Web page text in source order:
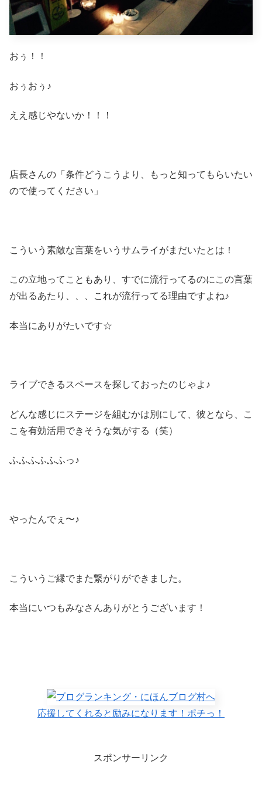
おぅ！！
おぅおぅ♪
ええ感じやないか！！！
店長さんの「条件どうこうより、もっと知ってもらいたい
ので使ってください」
こういう素敵な言葉をいうサムライがまだいたとは！
この立地ってこともあり、すでに流行ってるのにこの言葉
が出るあたり、、、これが流行ってる理由ですよね♪
本当にありがたいです☆
ライブできるスペースを探しておったのじゃよ♪
どんな感じにステージを組むかは別にして、彼となら、こ
こを有効活用できそうな気がする（笑）
ふふふふふふっ♪
やったんでぇ〜♪
こういうご縁でまた繋がりができました。
本当にいつもみなさんありがとうございます！
応援してくれると励みになります！ポチっ！
スポンサーリンク